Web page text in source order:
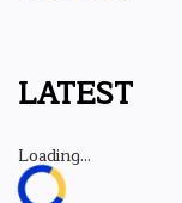
LATEST
Loading...